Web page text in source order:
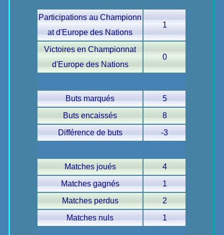
Participations au Championn
at d'Europe des Nations
1
Victoires en Championnat
d'Europe des Nations
0
Buts marqués
5
Buts encaissés
8
Différence de buts
-3
Matches joués
4
Matches gagnés
1
Matches perdus
2
Matches nuls
1